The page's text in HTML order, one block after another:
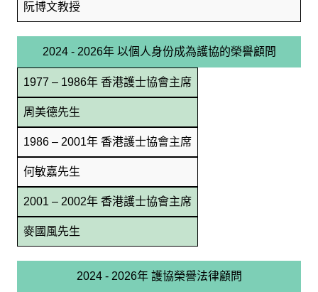
阮博文教授
2024 - 2026年 以個人身份成為護協的榮譽顧問
1977 – 1986年 香港護士協會主席
周美德先生
1986 – 2001年 香港護士協會主席
何敏嘉先生
2001 – 2002年 香港護士協會主席
麥國風先生
2024 - 2026年 護協榮譽法律顧問